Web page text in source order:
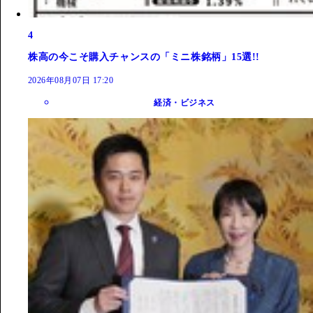
4
株高の今こそ購入チャンスの「ミニ株銘柄」15選!!
2026年08月07日 17:20
経済・ビジネス